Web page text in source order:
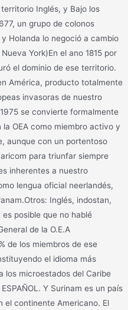
Inglés, y Bajo los
un grupo de colonos
Holanda lo negoció a cambio
York)En el ano 1815 por
el dominio de ese territorio.
América, producto totalmente
invasoras de nuestro
se convierte formalmente
la OEA como miembro activo y
aunque con un portentoso
para triunfar siempre
inherentes a nuestro
lengua oficial neerlandés,
Inglés, indostan,
posible que no hablé
de la O.E.A
de los miembros de ese
el idioma más
los microestados del Caribe
Y Surinam es un país
el continente Americano. El